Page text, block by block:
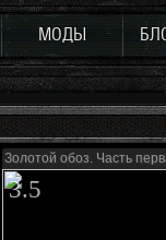
МОДЫ
Золотой обоз. Часть
3.5